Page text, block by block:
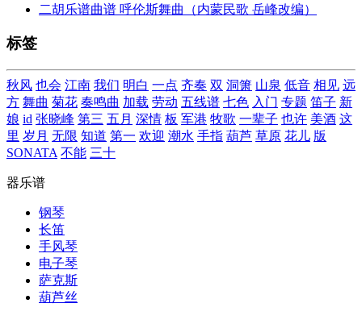
二胡乐谱曲谱 呼伦斯舞曲（内蒙民歌 岳峰改编）
标签
秋风 也会 江南 我们 明白 一点 齐奏 双 洞箫 山泉 低音 相见 远
方 舞曲 菊花 奏鸣曲 加载 劳动 五线谱 七色 入门 专题 笛子 新
娘 id 张晓峰 第三 五月 深情 板 军港 牧歌 一辈子 也许 美酒 这
里 岁月 无限 知道 第一 欢迎 潮水 手指 葫芦 草原 花儿 版
SONATA 不能 三十
器乐谱
钢琴
长笛
手风琴
电子琴
萨克斯
葫芦丝